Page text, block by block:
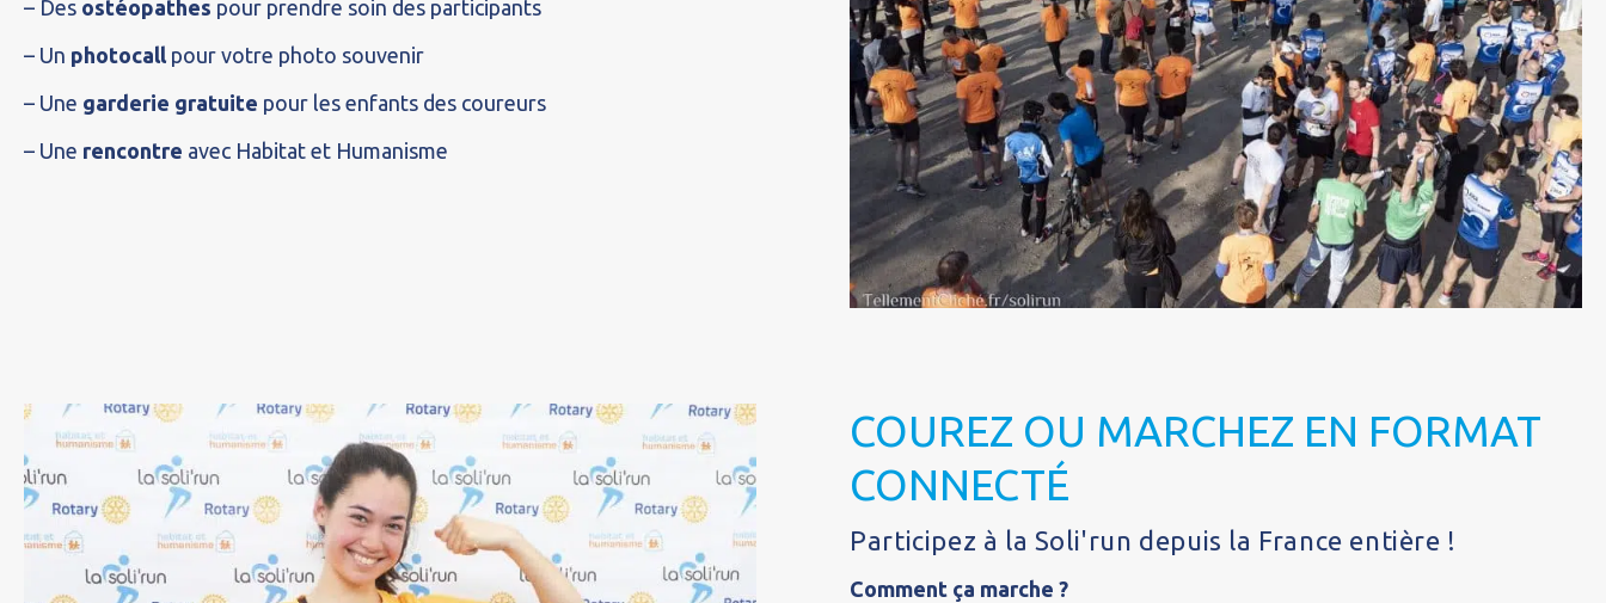
– Des ostéopathes pour prendre soin des participants
– Un photocall pour votre photo souvenir
– Une garderie gratuite pour les enfants des coureurs
– Une rencontre avec Habitat et Humanisme
COUREZ OU MARCHEZ EN FORMAT
CONNECTÉ
Participez à la Soli'run depuis la France entière !
Comment ça marche ?